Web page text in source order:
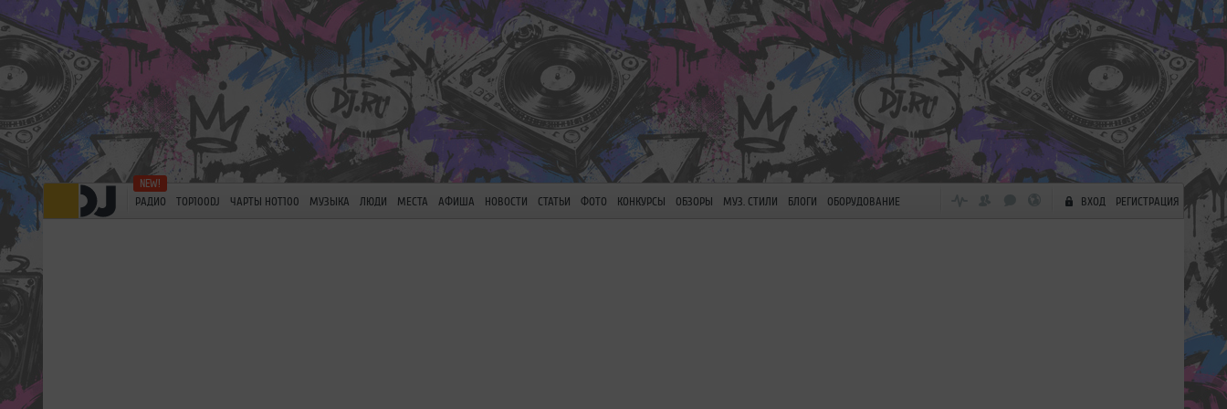
РАДИО TOP100DJ ЧАРТЫ HOT100 МУЗЫКА ЛЮДИ МЕСТА АФИША НОВОСТИ СТАТЬИ ФОТО КОНКУРСЫ ОБЗОРЫ МУЗ. СТИЛИ БЛОГИ ОБОРУДОВАНИЕ ВХОД РЕГИСТРАЦИЯ